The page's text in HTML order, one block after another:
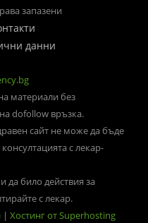
запазени
данни
материали без
dofollow връзка.
сайт не може да бъде
с лекар-
да било действия за
с лекар.
| Хостинг от Superhosting